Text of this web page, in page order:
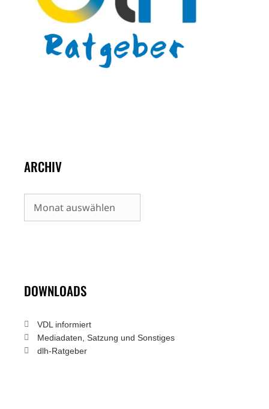
ARCHIV
Archiv
DOWNLOADS
VDL informiert
Mediadaten, Satzung und Sonstiges
dlh-Ratgeber